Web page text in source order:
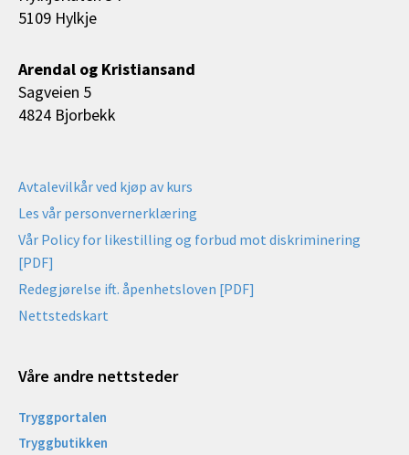
5109 Hylkje
Arendal og Kristiansand
Sagveien 5
4824 Bjorbekk
Avtalevilkår ved kjøp av kurs
Les vår personvernerklæring
Vår Policy for likestilling og forbud mot diskriminering
[PDF]
Redegjørelse ift. åpenhetsloven [PDF]
Nettstedskart
Våre andre nettsteder
Tryggportalen
Tryggbutikken